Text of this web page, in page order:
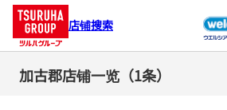
店铺搜索
加古郡店铺一览（1条）